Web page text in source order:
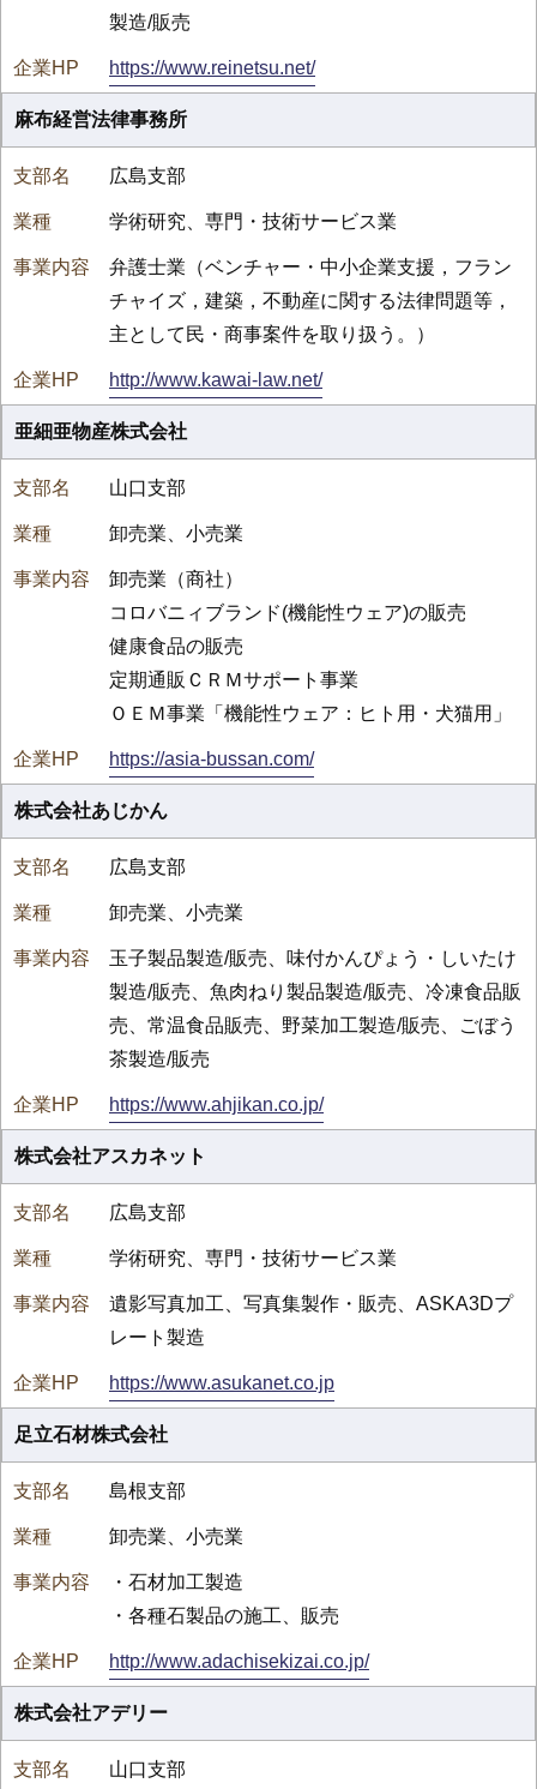
製造/販売
https://www.reinetsu.net/
麻布経営法律事務所
広島支部
学術研究、専門・技術サービス業
弁護士業（ベンチャー・中小企業支援，フラン
チャイズ，建築，不動産に関する法律問題等，
主として民・商事案件を取り扱う。）
http://www.kawai-law.net/
亜細亜物産株式会社
山口支部
卸売業、小売業
卸売業（商社）
コロバニィブランド(機能性ウェア)の販売
健康食品の販売
定期通販ＣＲＭサポート事業
ＯＥＭ事業「機能性ウェア：ヒト用・犬猫用」
https://asia-bussan.com/
株式会社あじかん
広島支部
卸売業、小売業
玉子製品製造/販売、味付かんぴょう・しいたけ
製造/販売、魚肉ねり製品製造/販売、冷凍食品販
売、常温食品販売、野菜加工製造/販売、ごぼう
茶製造/販売
https://www.ahjikan.co.jp/
株式会社アスカネット
広島支部
学術研究、専門・技術サービス業
遺影写真加工、写真集製作・販売、ASKA3Dプ
レート製造
https://www.asukanet.co.jp
足立石材株式会社
島根支部
卸売業、小売業
・石材加工製造
・各種石製品の施工、販売
http://www.adachisekizai.co.jp/
株式会社アデリー
山口支部